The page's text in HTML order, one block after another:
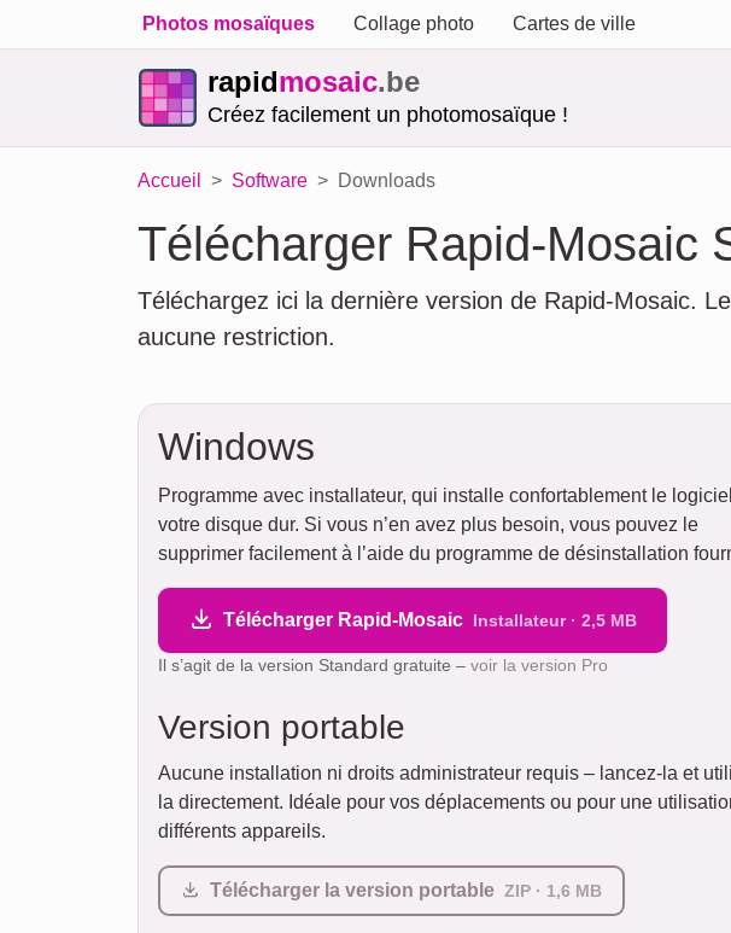
Photos mosaïques Collage photo Cartes de ville
rapidmosaic.be
Créez facilement un photomosaïque !
Accueil Software Downloads
Télécharger Rapid-Mosaic
Téléchargez ici la dernière version de Rapid-Mosaic.
aucune restriction.
Windows
Programme avec installateur, qui installe confortablement le
votre disque dur. Si vous n’en avez plus besoin, vous pouvez le
supprimer facilement à l’aide du programme de désinstallation
Télécharger Rapid-Mosaic Installateur · 2,5 MB
Il s’agit de la version Standard gratuite – voir la version Pro
Version portable
Aucune installation ni droits administrateur requis – lancez-la et
la directement. Idéale pour vos déplacements ou pour une
différents appareils.
Télécharger la version portable ZIP · 1,6 MB